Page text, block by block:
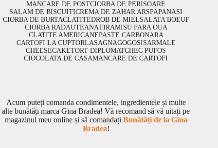
MANCARE DE POSTCIORBA DE PERISOARE
SALAM DE BISCUITICREMA DE ZAHAR ARSPAPANASI
CIORBA DE BURTACLATITEDROB DE MIELSALATA BOEUF
CIORBA RADAUTEANATIRAMISU FARA OUA
CLATITE AMERICANEPASTE CARBONARA
CARTOFI LA CUPTORLASAGNAGOGOSISARMALE
CHEESECAKETORT DIPLOMATCHEC PUFOS
CIOCOLATA DE CASAMANCARE DE CARTOFI
Acum puteți comanda condimentele, ingredientele și multe
alte bunătăți marca Gina Bradea! Vă recomand să vă uitați pe
magazinul meu online și să comandați Bunătăți de la Gina
Bradea!